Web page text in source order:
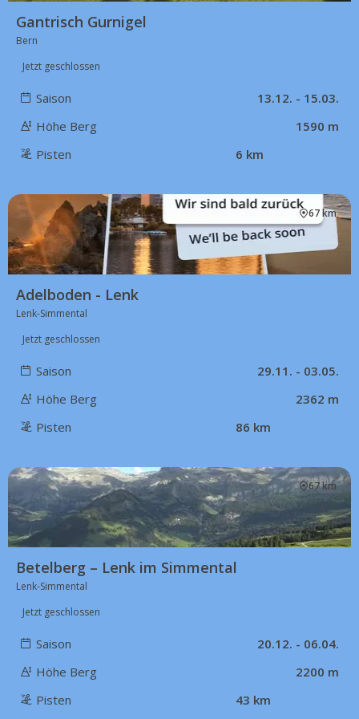
Gantrisch Gurnigel
Bern
Jetzt geschlossen
Saison
13.12. - 15.03.
Höhe Berg
1590 m
Pisten
6 km
67 km
Adelboden - Lenk
Lenk-Simmental
Jetzt geschlossen
Saison
29.11. - 03.05.
Höhe Berg
2362 m
Pisten
86 km
67 km
Betelberg – Lenk im Simmental
Lenk-Simmental
Jetzt geschlossen
Saison
20.12. - 06.04.
Höhe Berg
2200 m
Pisten
43 km